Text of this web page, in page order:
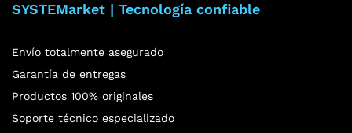
SYSTEMarket | Tecnología confiable
Envío totalmente asegurado
Garantía de entregas
Productos 100% originales
Soporte técnico especializado